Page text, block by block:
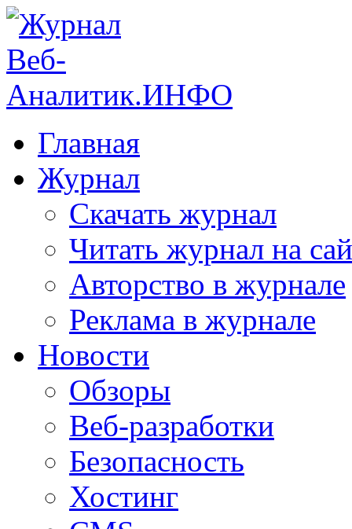
Главная
Журнал
Скачать журнал
Читать журнал на
Авторство в журнале
Реклама в журнале
Новости
Обзоры
Веб-разработки
Безопасность
Хостинг